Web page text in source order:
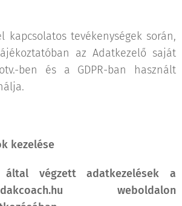
kapcsolatos tevékenységek során,
az Adatkezelő saját
ben és a GDPR-ban használt
kezelése
által végzett adatkezelések a
weboldalon